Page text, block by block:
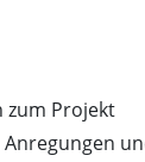
zum Projekt